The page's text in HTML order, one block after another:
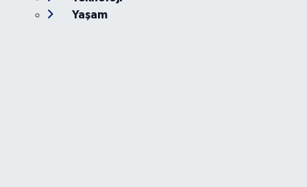
Yaşam